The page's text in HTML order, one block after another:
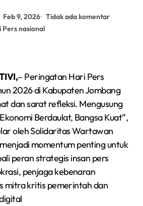
Feb 9, 2026 Tidak ada komentar
Pers nasional
– Peringatan Hari Pers
2026 di Kabupaten Jombang
dan sarat refleksi. Mengusung
Berdaulat, Bangsa Kuat”,
oleh Solidaritas Wartawan
momentum penting untuk
peran strategis insan pers
penjaga kebenaran
mitra kritis pemerintah dan